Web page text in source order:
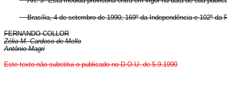
Brasília, 4 de setembro de 1990; 169º da Independência e 102º da
FERNANDO COLLOR
Zélia M. Cardoso de Mello
Antônio Magri
Este texto não substitui o publicado no D.O.U. de 5.9.1990